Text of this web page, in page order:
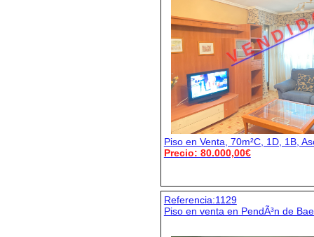
V E N D I
Piso en Venta, 70m²C, 1D, 1B,
Precio: 80.000,00€
Referencia:1129
Piso en venta en PendÃ³n de